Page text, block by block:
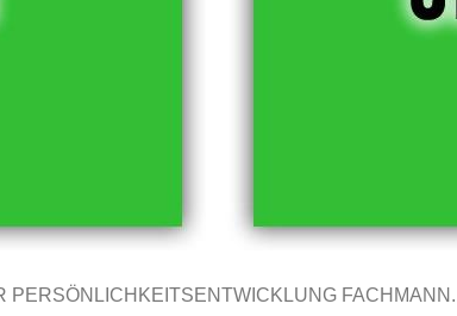
PERSÖNLICHKEITSENTWICKLUNG FACHMANN.